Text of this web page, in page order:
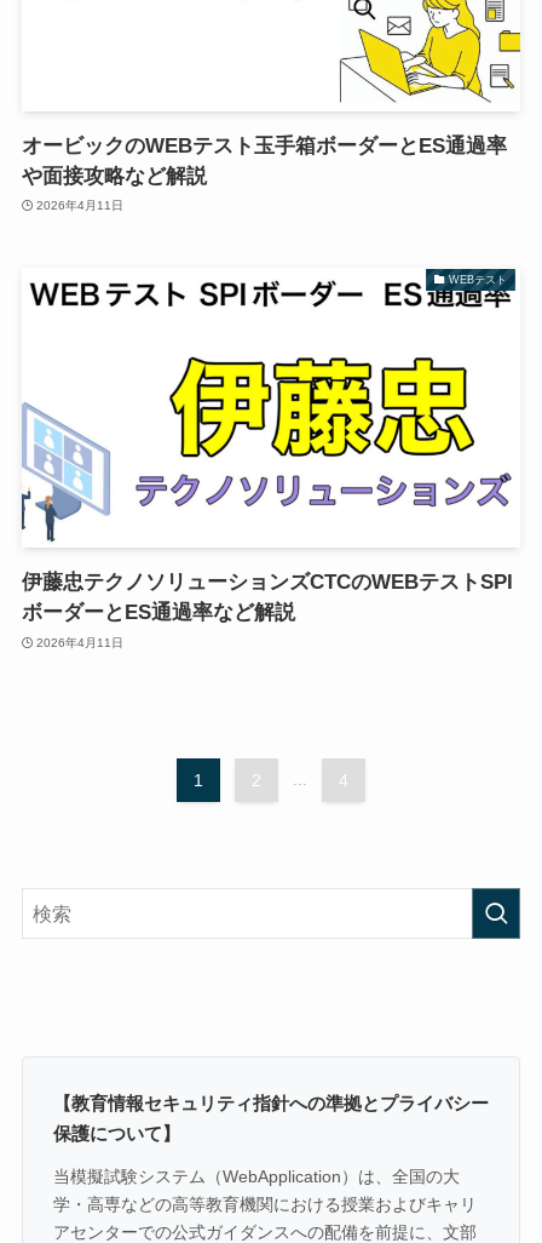
オービックのWEBテスト玉手箱ボーダーとES通過率
や面接攻略など解説
2026年4月11日
WEBテスト
伊藤忠テクノソリューションズCTCのWEBテストSPI
ボーダーとES通過率など解説
2026年4月11日
1 2 ... 4
【教育情報セキュリティ指針への準拠とプライバシー
保護について】
当模擬試験システム（WebApplication）は、全国の大
学・高専などの高等教育機関における授業およびキャリ
アセンターでの公式ガイダンスへの配備を前提に、文部